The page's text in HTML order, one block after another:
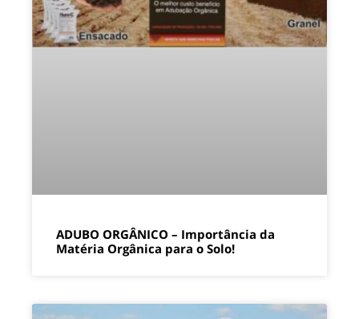
ADUBO ORGÂNICO – Importância da
Matéria Orgânica para o Solo!